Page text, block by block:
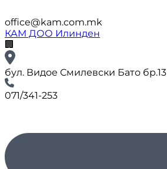
office@kam.com.mk
КАМ ДОО Илинден
🏢
бул. Видое Смилевски Бато бр.13
071/341-253